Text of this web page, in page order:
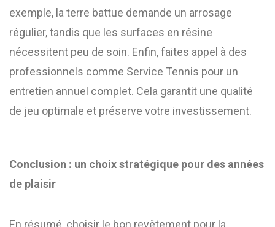
exemple, la terre battue demande un arrosage
régulier, tandis que les surfaces en résine
nécessitent peu de soin. Enfin, faites appel à des
professionnels comme Service Tennis pour un
entretien annuel complet. Cela garantit une qualité
de jeu optimale et préserve votre investissement.
Conclusion : un choix stratégique pour des années
de plaisir
En résumé, choisir le bon revêtement pour la